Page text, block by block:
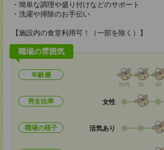
・簡単な調理や盛り付けなどのサポート
・洗濯や掃除のお手伝い
【施設内の食堂利用可！（一部を除く）】
職場の雰囲気
年齢層
20代 30 40
男女比率 女性
職場の様子 活気あり